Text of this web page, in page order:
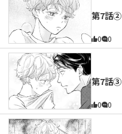
第7話②
0 0
第7話③
0 0